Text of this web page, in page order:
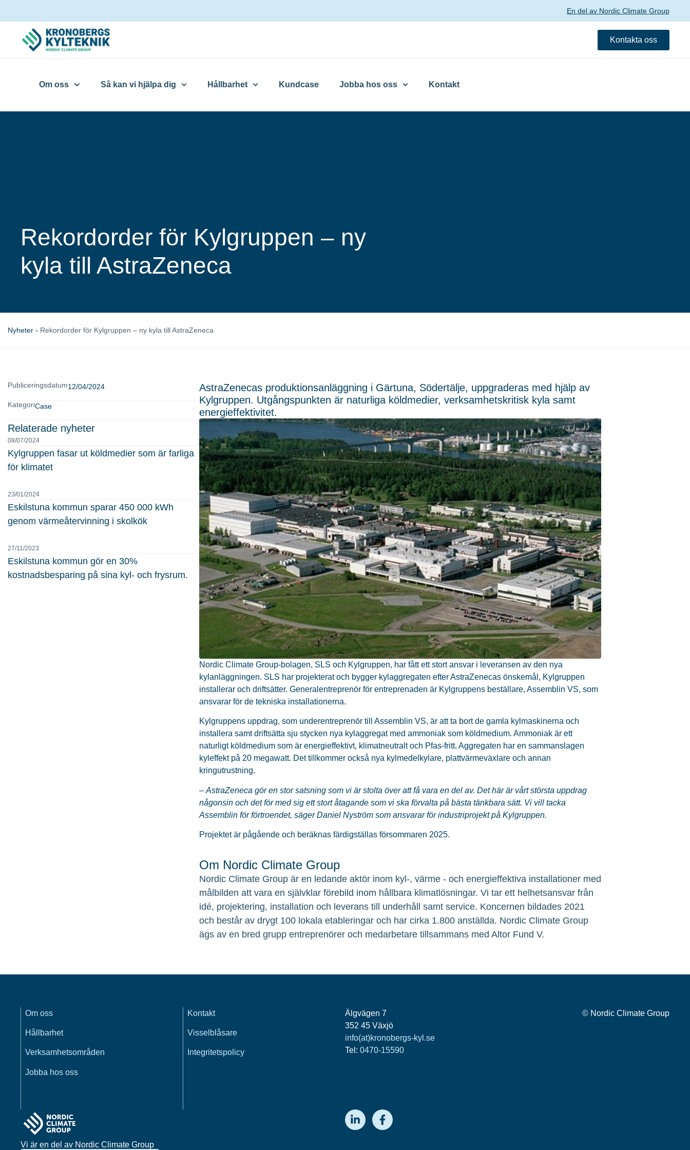
En del av Nordic Climate Group
Kontakta oss
Om oss Så kan vi hjälpa dig Hållbarhet Kundcase Jobba hos oss Kontakt
Rekordorder för Kylgruppen – ny
kyla till AstraZeneca
Nyheter › Rekordorder för Kylgruppen – ny kyla till AstraZeneca
Publiceringsdatum12/04/2024
KategoriCase
Relaterade nyheter
08/07/2024
Kylgruppen fasar ut köldmedier som är farliga
för klimatet
23/01/2024
Eskilstuna kommun sparar 450 000 kWh
genom värmeåtervinning i skolkök
27/11/2023
Eskilstuna kommun gör en 30%
kostnadsbesparing på sina kyl- och frysrum.
AstraZenecas produktionsanläggning i Gärtuna, Södertälje, uppgraderas med hjälp av
Kylgruppen. Utgångspunkten är naturliga köldmedier, verksamhetskritisk kyla samt
energieffektivitet.
Nordic Climate Group-bolagen, SLS och Kylgruppen, har fått ett stort ansvar i leveransen av den nya
kylanläggningen. SLS har projekterat och bygger kylaggregaten efter AstraZenecas önskemål, Kylgruppen
installerar och driftsätter. Generalentreprenör för entreprenaden är Kylgruppens beställare, Assemblin VS, som
ansvarar för de tekniska installationerna.
Kylgruppens uppdrag, som underentreprenör till Assemblin VS, är att ta bort de gamla kylmaskinerna och
installera samt driftsätta sju stycken nya kylaggregat med ammoniak som köldmedium. Ammoniak är ett
naturligt köldmedium som är energieffektivt, klimatneutralt och Pfas-fritt. Aggregaten har en sammanslagen
kyleffekt på 20 megawatt. Det tillkommer också nya kylmedelkylare, plattvärmeväxlare och annan
kringutrustning.
– AstraZeneca gör en stor satsning som vi är stolta över att få vara en del av. Det här är vårt största uppdrag
någonsin och det för med sig ett stort åtagande som vi ska förvalta på bästa tänkbara sätt. Vi vill tacka
Assemblin för förtroendet, säger Daniel Nyström som ansvarar för industriprojekt på Kylgruppen.
Projektet är pågående och beräknas färdigställas försommaren 2025.
Om Nordic Climate Group
Nordic Climate Group är en ledande aktör inom kyl-, värme - och energieffektiva installationer med
målbilden att vara en självklar förebild inom hållbara klimatlösningar. Vi tar ett helhetsansvar från
idé, projektering, installation och leverans till underhåll samt service. Koncernen bildades 2021
och består av drygt 100 lokala etableringar och har cirka 1.800 anställda. Nordic Climate Group
ägs av en bred grupp entreprenörer och medarbetare tillsammans med Altor Fund V.
Om oss
Hållbarhet
Verksamhetsområden
Jobba hos oss
Kontakt
Visselblåsare
Integritetspolicy
Älgvägen 7
352 45 Växjö
info(at)kronobergs-kyl.se
Tel: 0470-15590
© Nordic Climate Group
Vi är en del av Nordic Climate Group